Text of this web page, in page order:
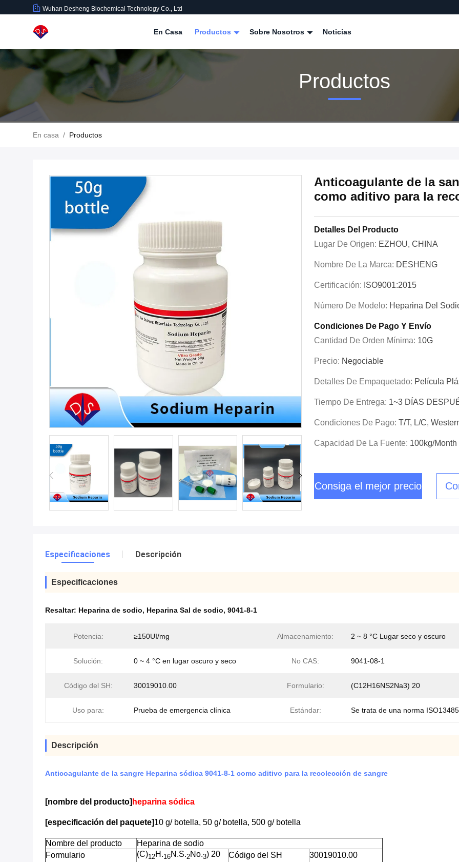
Wuhan Desheng Biochemical Technology Co., Ltd
En Casa Productos Sobre Nosotros Noticias
Productos
En casa / Productos
Anticoagulante de la
como aditivo para la
Detalles Del Producto
Lugar De Origen: EZHOU, CHINA
Nombre De La Marca: DESHENG
Certificación: ISO9001:2015
Número De Modelo: Heparina Del
Condiciones De Pago Y Envío
Cantidad De Orden Mínima: 10G
Precio: Negociable
Detalles De Empaquetado: Película
Tiempo De Entrega: 1~3 DÍAS
Condiciones De Pago: T/T, L/C,
Capacidad De La Fuente: 100kg/month
Consiga el mejor precio
Especificaciones Descripción
Especificaciones
Resaltar: Heparina de sodio, Heparina Sal de sodio, 9041-8-1
Potencia: ≥150UI/mg Almacenamiento: 2 ~ 8 °C Lugar seco y oscuro
Solución: 0 ~ 4 °C en lugar oscuro y seco No CAS: 9041-08-1
Código del SH: 30019010.00 Formulario: (C12H16NS2Na3) 20
Uso para: Prueba de emergencia clínica Estándar: Se trata de una norma
Descripción
Anticoagulante de la sangre Heparina sódica 9041-8-1 como aditivo para la recolección de sangre
[nombre del producto] heparina sódica
[especificación del paquete]10 g/ botella, 50 g/ botella, 500 g/ botella
Nombre del producto
Heparina de sodio
Formulario
(C)12H.16N.S.2No.3) 20 Código del SH
30019010.00